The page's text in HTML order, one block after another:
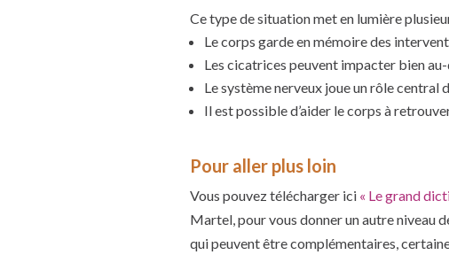
Ce type de situation met en lumière
Le corps garde en mémoire des
Les cicatrices peuvent impacter bien
Le système nerveux joue un rôle central
Il est possible d’aider le corps à
Pour aller plus loin
Vous pouvez télécharger ici « Le grand
Martel, pour vous donner un autre niveau
qui peuvent être complémentaires,